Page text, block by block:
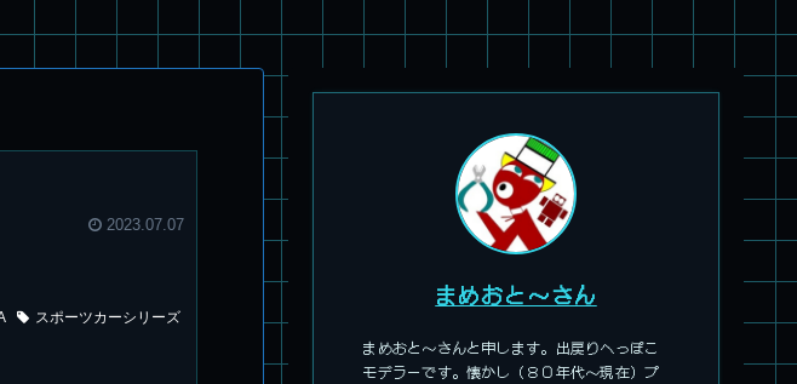
2023.07.07
スポーツカーシリーズ
まめおと～さん
まめおと～さんと申します。出戻りへっぽこ
モデラーです。懐かし（８０年代～現在）プ
パチ組塗装★HG スコープドッグ ターボカスタム サンサ戦 キ
リコ機 & グレゴルー機 HG 拡張パーツセット6.7.8